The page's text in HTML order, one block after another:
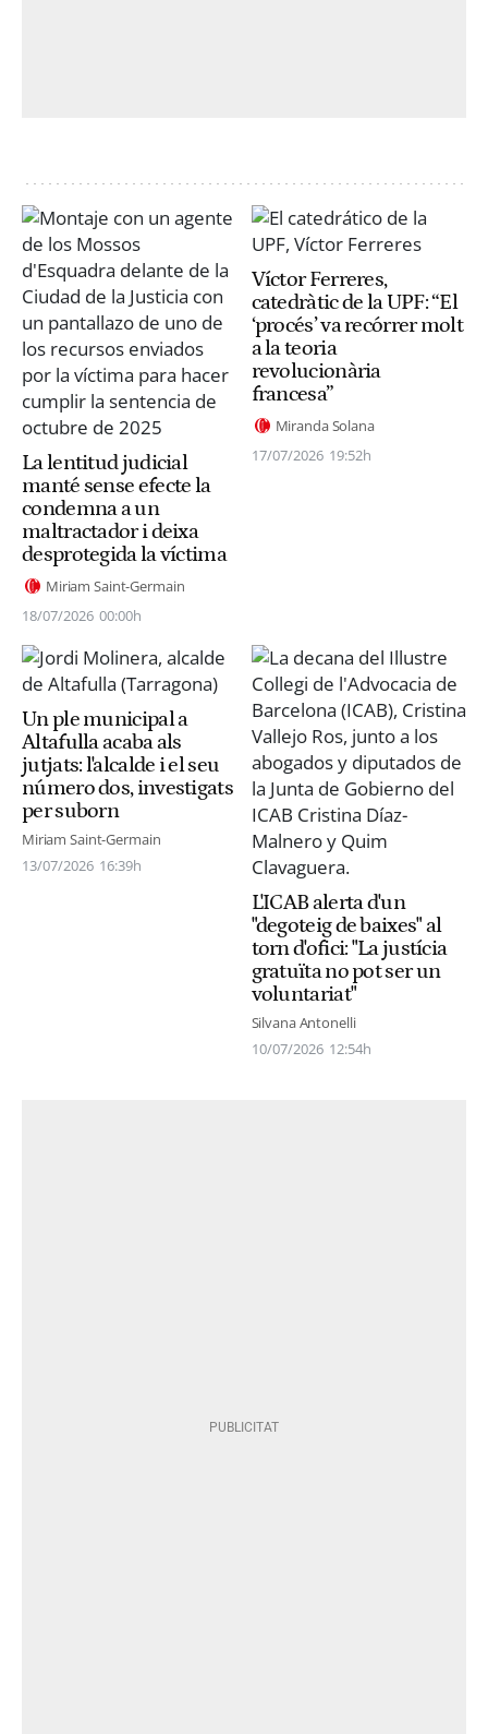
La lentitud judicial
manté sense efecte la
condemna a un
maltractador i deixa
desprotegida la víctima
Miriam Saint-Germain
18/07/2026 00:00h
Víctor Ferreres,
catedràtic de la UPF: “El
‘procés’ va recórrer molt
a la teoria
revolucionària
francesa”
Miranda Solana
17/07/2026 19:52h
Un ple municipal a
Altafulla acaba als
jutjats: l'alcalde i el seu
número dos, investigats
per suborn
Miriam Saint-Germain
13/07/2026 16:39h
L'ICAB alerta d'un
"degoteig de baixes" al
torn d'ofici: "La justícia
gratuïta no pot ser un
voluntariat"
Silvana Antonelli
10/07/2026 12:54h